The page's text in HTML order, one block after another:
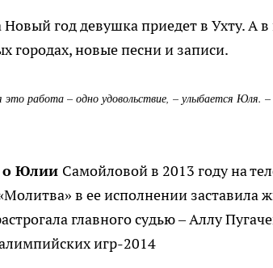
Новый год девушка приедет в Ухту. А в
городах, новые песни и записи.
работа – одно удовольствие, – улыбается Юля.
о Юлии Самойловой в 2013 году на
в ее исполнении заставила
главного судью – Аллу
игр-2014